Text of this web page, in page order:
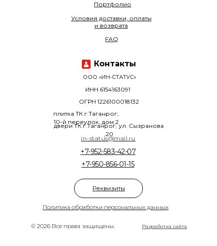
© 2026 Все права защищены.
Политика обработки персональных данных
+7-950-856-01-15
+7-952-583-42-07
Портфолио
ООО «ИН-СТАТУС»
плитка ТК г.Таганрог,
10-й переулок, дом 2
двери ТК г.Таганрог, ул. Сызранова
,20
ОГРН 1226100018132
ИНН 6154163091
Разработка сайта
Условия доставки, оплаты
и возврата
FAQ
in-status@mail.ru
Контакты
Реквизиты